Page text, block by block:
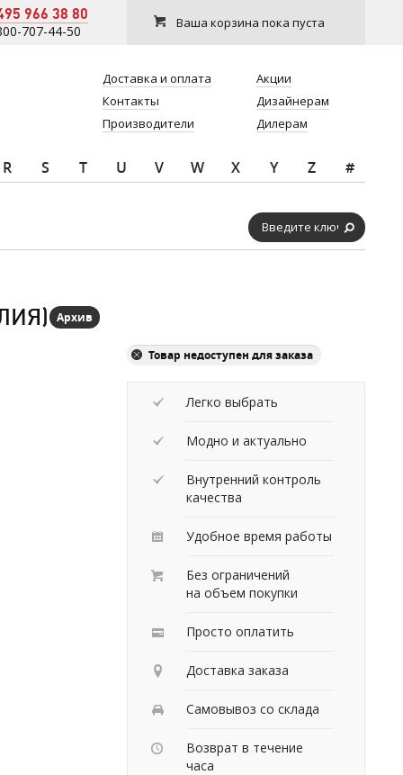
966 38 80
707-44-50 Ваша корзина пока пуста
Доставка и оплата
Контакты
Производители
Акции
Дизайнерам
Дилерам
R S T U V W X Y Z #
Архив
Товар недоступен для заказа
Легко выбрать
Модно и актуально
Внутренний контроль
качества
Удобное время работы
Без ограничений
на объем покупки
Просто оплатить
Доставка заказа
Самовывоз со склада
Возврат в течение
часа